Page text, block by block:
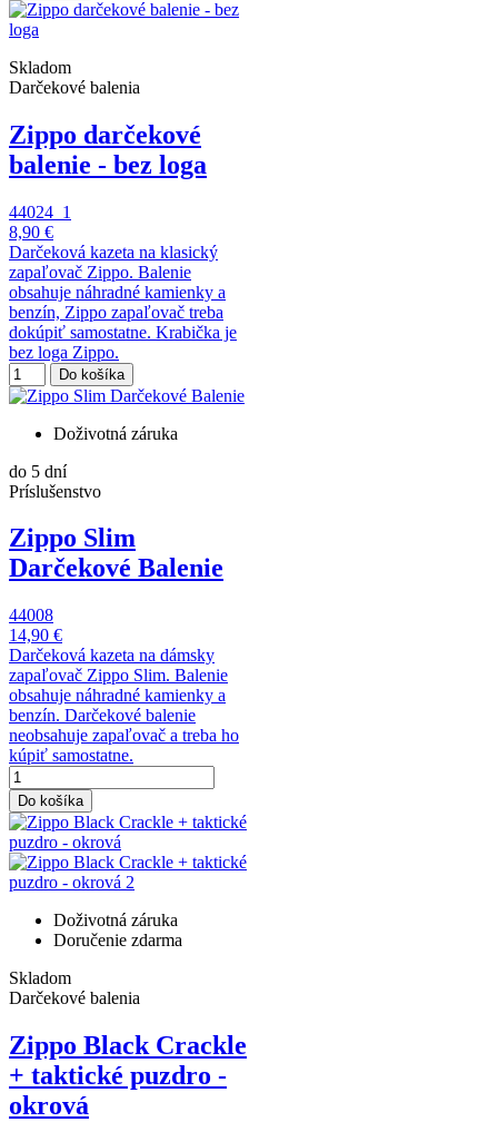
Skladom
Darčekové balenia
Zippo darčekové
balenie - bez loga
44024_1
8,90 €
Darčeková kazeta na klasický
zapaľovač Zippo. Balenie
obsahuje náhradné kamienky a
benzín, Zippo zapaľovač treba
dokúpiť samostatne. Krabička je
bez loga Zippo.
Do košíka
Doživotná záruka
do 5 dní
Príslušenstvo
Zippo Slim
Darčekové Balenie
44008
14,90 €
Darčeková kazeta na dámsky
zapaľovač Zippo Slim. Balenie
obsahuje náhradné kamienky a
benzín. Darčekové balenie
neobsahuje zapaľovač a treba ho
kúpiť samostatne.
Do košíka
Doživotná záruka
Doručenie zdarma
Skladom
Darčekové balenia
Zippo Black Crackle
+ taktické puzdro -
okrová